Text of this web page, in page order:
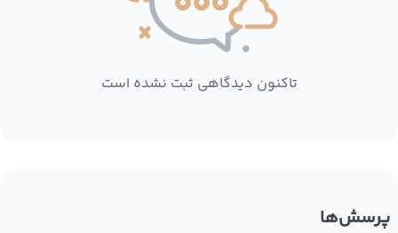
تاکنون دیدگاهی ثبت نشده است
پرسش‌ها